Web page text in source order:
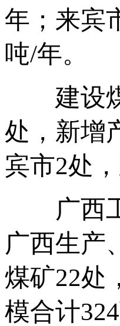
年；来宾
吨/年。
建设煤
处，新增
宾市2处
广西工
广西生产
煤矿22处
模合计